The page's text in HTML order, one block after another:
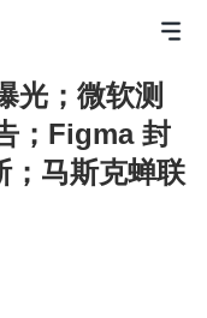
光；微软测
；Figma 封
；马斯克蝉联